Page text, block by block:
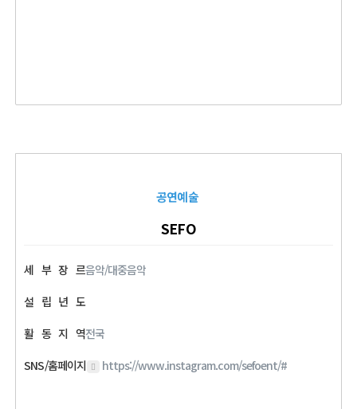
공연예술
SEFO
세 부 장 르음악/대중음악
설 립 년 도
활 동 지 역전국
SNS/홈페이지
https://www.instagram.com/sefoent/#